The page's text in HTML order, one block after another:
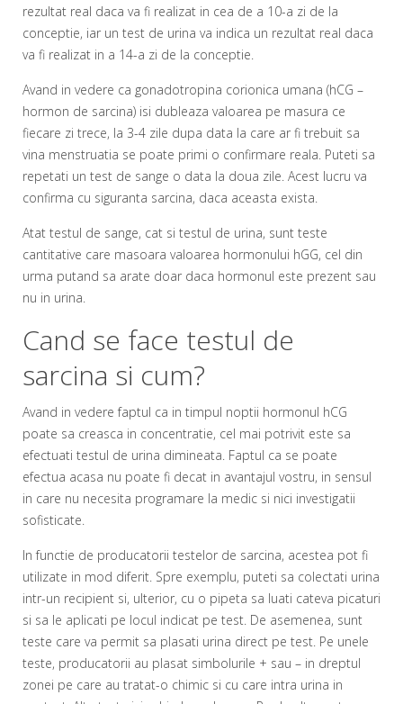
rezultat real daca va fi realizat in cea de a 10-a zi de la
conceptie, iar un test de urina va indica un rezultat real daca
va fi realizat in a 14-a zi de la conceptie.
Avand in vedere ca gonadotropina corionica umana (hCG –
hormon de sarcina) isi dubleaza valoarea pe masura ce
fiecare zi trece, la 3-4 zile dupa data la care ar fi trebuit sa
vina menstruatia se poate primi o confirmare reala. Puteti sa
repetati un test de sange o data la doua zile. Acest lucru va
confirma cu siguranta sarcina, daca aceasta exista.
Atat testul de sange, cat si testul de urina, sunt teste
cantitative care masoara valoarea hormonului hGG, cel din
urma putand sa arate doar daca hormonul este prezent sau
nu in urina.
Cand se face testul de
sarcina si cum?
Avand in vedere faptul ca in timpul noptii hormonul hCG
poate sa creasca in concentratie, cel mai potrivit este sa
efectuati testul de urina dimineata. Faptul ca se poate
efectua acasa nu poate fi decat in avantajul vostru, in sensul
in care nu necesita programare la medic si nici investigatii
sofisticate.
In functie de producatorii testelor de sarcina, acestea pot fi
utilizate in mod diferit. Spre exemplu, puteti sa colectati urina
intr-un recipient si, ulterior, cu o pipeta sa luati cateva picaturi
si sa le aplicati pe locul indicat pe test. De asemenea, sunt
teste care va permit sa plasati urina direct pe test. Pe unele
teste, producatorii au plasat simbolurile + sau – in dreptul
zonei pe care au tratat-o chimic si cu care intra urina in